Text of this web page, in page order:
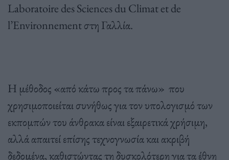
Laboratoire des Sciences du Climat et de
l’Environnement στη Γαλλία.
Η μέθοδος «από κάτω προς τα πάνω» που
χρησιμοποιείται συνήθως για τον υπολογισμό των
εκπομπών του άνθρακα είναι εξαιρετικά χρήσιμη,
αλλά απαιτεί επίσης τεχνογνωσία και ακριβή
δεδομένα, καθιστώντας τη δυσκολότερη για τα έθνη